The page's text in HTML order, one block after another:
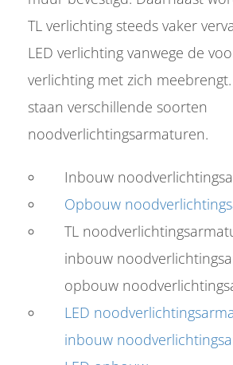
TL verlichting steeds vaker
LED verlichting vanwege de
verlichting met zich
staan verschillende soorten
noodverlichtingsarmaturen.
Inbouw
Opbouw
TL
inbouw
opbouw
LED
inbouw